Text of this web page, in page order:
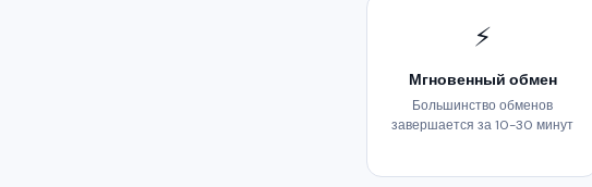
⚡
Мгновенный обмен
Большинство обменов
завершается за 10-30 минут